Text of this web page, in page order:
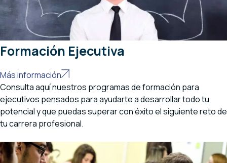
Formación Ejecutiva
Más información
Consulta aquí nuestros programas de formación para
ejecutivos pensados para ayudarte a desarrollar todo tu
potencial y que puedas superar con éxito el siguiente reto de
tu carrera profesional.